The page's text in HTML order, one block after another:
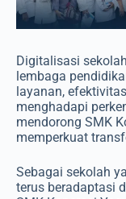
Digitalisasi
lembaga
layanan,
menghadapi
mendorong SMK
memperkuat
Sebagai sekolah
terus beradaptasi